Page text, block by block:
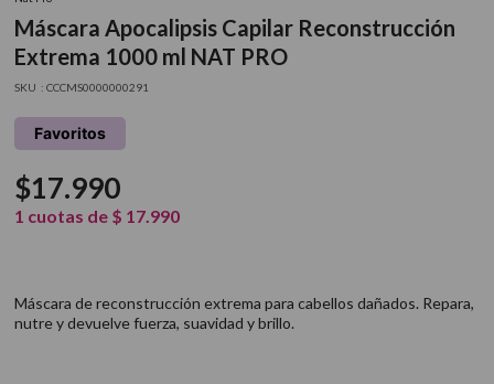
Máscara Apocalipsis Capilar Reconstrucción
Extrema 1000 ml NAT PRO
: CCCMS0000000291
Favoritos
$17.990
1 cuotas de $ 17.990
Máscara de reconstrucción extrema para cabellos dañados. Repara,
nutre y devuelve fuerza, suavidad y brillo.
3. farmavita
5. cepillo
6. gama
7. secador
8 . loreal
10. protector térmico